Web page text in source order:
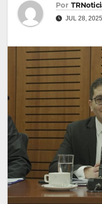
Por
JUL 28, 2025